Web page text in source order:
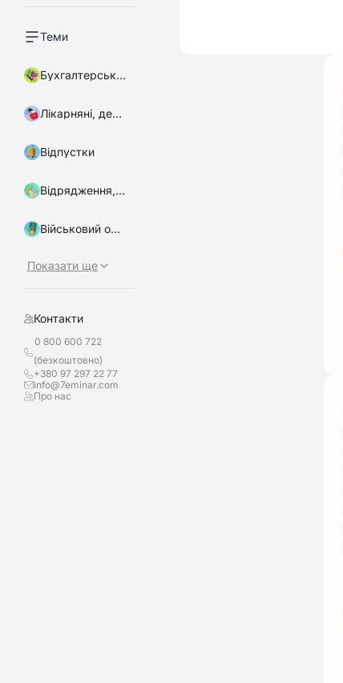
Теми
Бухгалтерський облік
Лікарняні, декретні
Відпустки
Відрядження, підзвітні кошти
Військовий облік, бронювання
Показати ще
Контакти
0 800 600 722
(безкоштовно)
+380 97 297 22 77
info@7eminar.com
Про нас